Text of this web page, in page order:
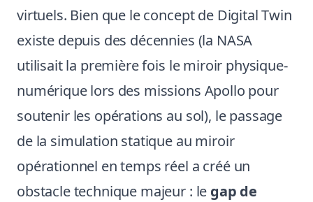
virtuels. Bien que le concept de Digital Twin
existe depuis des décennies (la NASA
utilisait la première fois le miroir physique-
numérique lors des missions Apollo pour
soutenir les opérations au sol), le passage
de la simulation statique au miroir
opérationnel en temps réel a créé un
obstacle technique majeur : le gap de